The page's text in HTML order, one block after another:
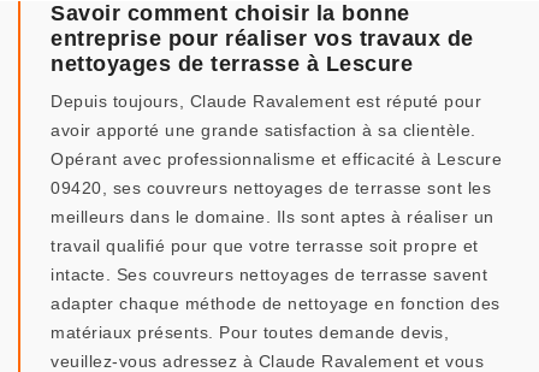
Savoir comment choisir la bonne
entreprise pour réaliser vos travaux de
nettoyages de terrasse à Lescure
Depuis toujours, Claude Ravalement est réputé pour
avoir apporté une grande satisfaction à sa clientèle.
Opérant avec professionnalisme et efficacité à Lescure
09420, ses couvreurs nettoyages de terrasse sont les
meilleurs dans le domaine. Ils sont aptes à réaliser un
travail qualifié pour que votre terrasse soit propre et
intacte. Ses couvreurs nettoyages de terrasse savent
adapter chaque méthode de nettoyage en fonction des
matériaux présents. Pour toutes demande devis,
veuillez-vous adressez à Claude Ravalement et vous